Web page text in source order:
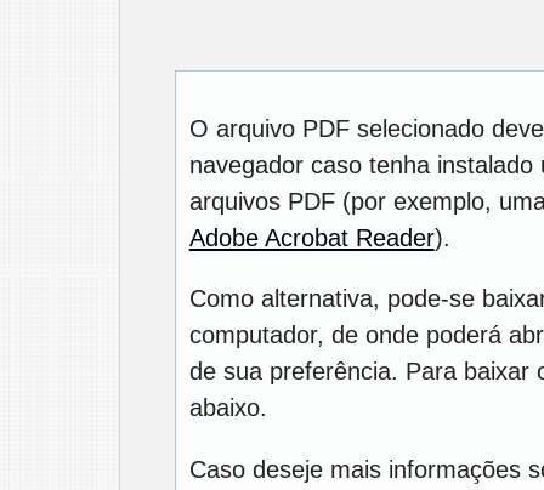
O arquivo PDF selecionado
navegador caso tenha
arquivos PDF (por exemplo,
Adobe Acrobat Reader).
Como alternativa, pode-se
computador, de onde poderá
de sua preferência. Para baixar
abaixo.
Caso deseje mais informações